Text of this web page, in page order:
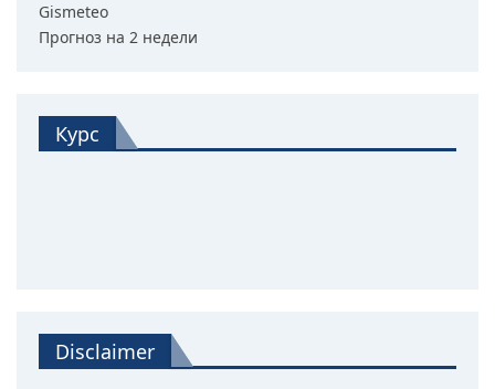
Gismeteo
Прогноз на 2 недели
Курс
Disclaimer